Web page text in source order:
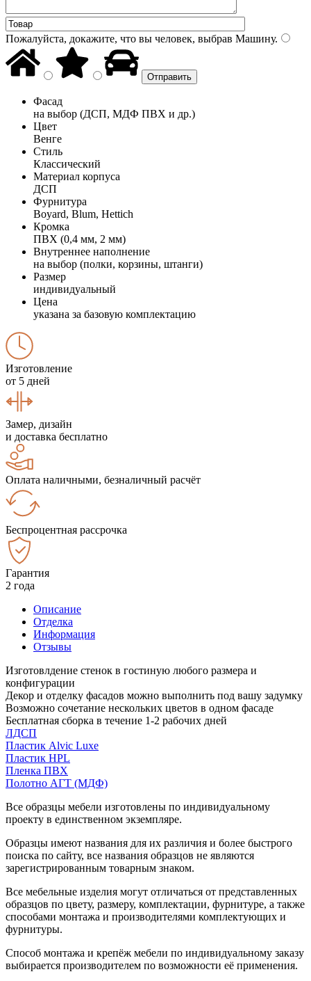
Пожалуйста, докажите, что вы человек, выбрав Машину.
Фасад
на выбор (ДСП, МДФ ПВХ и др.)
Цвет
Венге
Стиль
Классический
Материал корпуса
ДСП
Фурнитура
Boyard, Blum, Hettich
Кромка
ПВХ (0,4 мм, 2 мм)
Внутреннее наполнение
на выбор (полки, корзины, штанги)
Размер
индивидуальный
Цена
указана за базовую комплектацию
Изготовление
от 5 дней
Замер, дизайн
и доставка бесплатно
Оплата наличными, безналичный расчёт
Беспроцентная рассрочка
Гарантия
2 года
Описание
Отделка
Информация
Отзывы
Изготовлдение стенок в гостиную любого размера и
конфигурации
Декор и отделку фасадов можно выполнить под вашу задумку
Возможно сочетание нескольких цветов в одном фасаде
Бесплатная сборка в течение 1-2 рабочих дней
ЛДСП
Пластик Alvic Luxe
Пластик HPL
Пленка ПВХ
Полотно АГТ (МДФ)
Все образцы мебели изготовлены по индивидуальному
проекту в единственном экземпляре.
Образцы имеют названия для их различия и более быстрого
поиска по сайту, все названия образцов не являются
зарегистрированным товарным знаком.
Все мебельные изделия могут отличаться от представленных
образцов по цвету, размеру, комплектации, фурнитуре, а также
способами монтажа и производителями комплектующих и
фурнитуры.
Способ монтажа и крепёж мебели по индивидуальному заказу
выбирается производителем по возможности её применения.